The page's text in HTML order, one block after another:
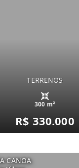
TERRENOS
300 m²
R$ 330.000
CANOA